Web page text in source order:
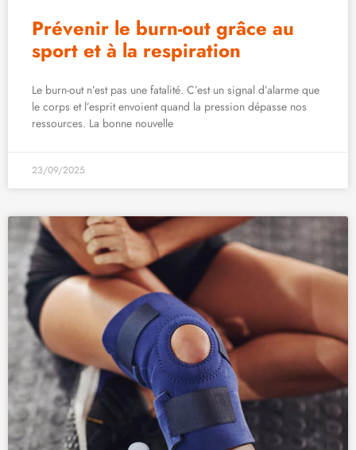
Prévenir le burn-out grâce au
sport et à la respiration
Le burn-out n’est pas une fatalité. C’est un signal d’alarme que
le corps et l’esprit envoient quand la pression dépasse nos
ressources. La bonne nouvelle
23/09/2025